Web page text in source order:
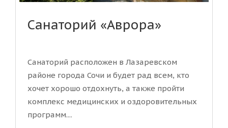
Санаторий «Аврора»
Санаторий расположен в Лазаревском
районе города Сочи и будет рад всем, кто
хочет хорошо отдохнуть, а также пройти
комплекс медицинских и оздоровительных
программ....